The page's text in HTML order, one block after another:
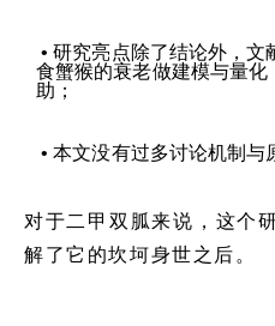
• 研究亮点除了结论外，
食蟹猴的衰老做建模与量
助；
• 本文没有过多讨论机制与
对于二甲双胍来说，这个
解了它的坎坷身世之后。